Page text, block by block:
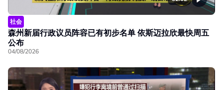
社会
森州新届行政议员阵容已有初步名单 依斯迈拉欣最快周五
公布
04/08/2026